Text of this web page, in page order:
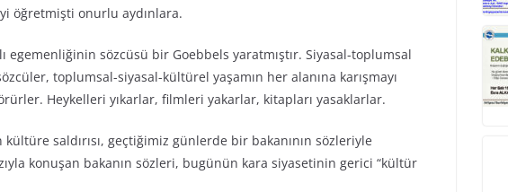
öğretmişti onurlu aydınlara.
sözcüsü bir Goebbels yaratmıştır. Siyasal-toplumsal
toplumsal-siyasal-kültürel yaşamın her alanına karışmayı
Heykelleri yıkarlar, filmleri yakarlar, kitapları yasaklarlar.
saldırısı, geçtiğimiz günlerde bir bakanının sözleriyle
konuşan bakanın sözleri, bugünün kara siyasetinin gerici “kültür